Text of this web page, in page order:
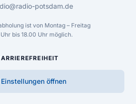
potsdam.de
ist von Montag – Freitag
bis 18.00 Uhr möglich.
Einstellungen öffnen